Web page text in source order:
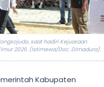
saat hadiri Kejuaraan
2026. (Istimewa/Doc. Dimadura).
Kabupaten